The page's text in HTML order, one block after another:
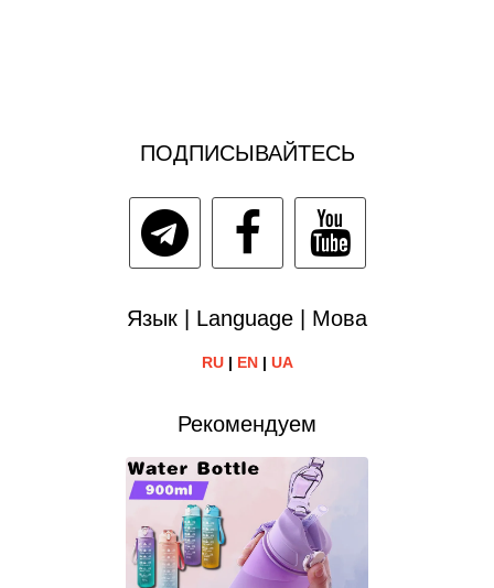
ПОДПИСЫВАЙТЕСЬ
Язык | Language | Мова
RU| EN| UA
Рекомендуем